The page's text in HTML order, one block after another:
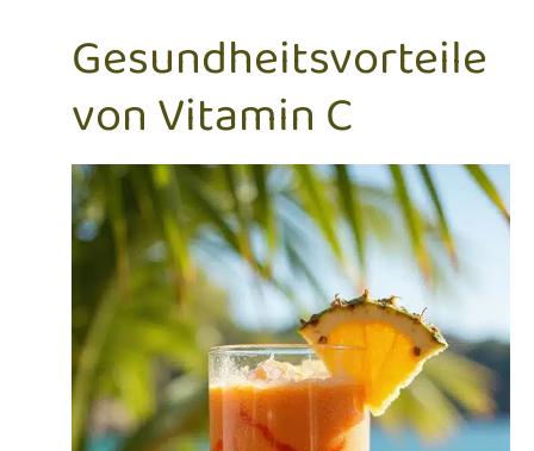
Gesundheitsvorteile
von Vitamin C